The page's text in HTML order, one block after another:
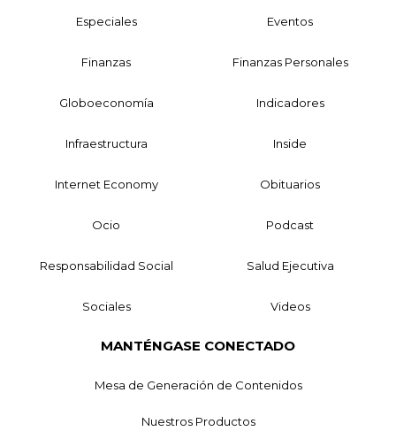
Especiales Eventos
Finanzas Finanzas Personales
Globoeconomía Indicadores
Infraestructura Inside
Internet Economy Obituarios
Ocio Podcast
Responsabilidad Social Salud Ejecutiva
Sociales Videos
MANTÉNGASE CONECTADO
Mesa de Generación de Contenidos
Nuestros Productos